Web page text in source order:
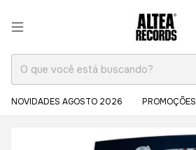
NOVIDADES AGOSTO 2026 PROMOÇÕES